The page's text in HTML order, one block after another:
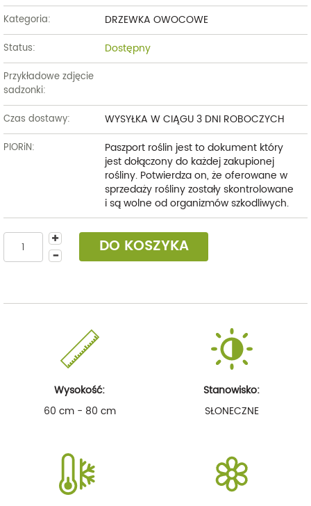
Kategoria: DRZEWKA OWOCOWE
Status: Dostępny
Przykładowe zdjęcie
sadzonki:
Czas dostawy:
WYSYŁKA W CIĄGU 3 DNI ROBOCZYCH
PIORiN:
Paszport roślin jest to dokument który
jest dołączony do każdej zakupionej
rośliny. Potwierdza on, że oferowane w
sprzedaży rośliny zostały skontrolowane
i są wolne od organizmów szkodliwych.
DO KOSZYKA
Wysokość:
60 cm - 80 cm
Stanowisko:
SŁONECZNE